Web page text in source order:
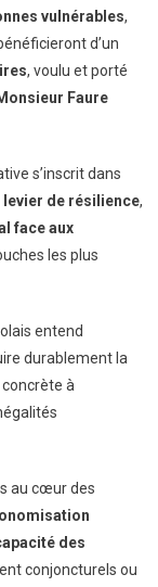
vulnérables,
d’un
, voulu et porté
Faure
s’inscrit dans
de résilience,
face aux
les plus
entend
durablement la
à
au cœur des
des
conjoncturels ou